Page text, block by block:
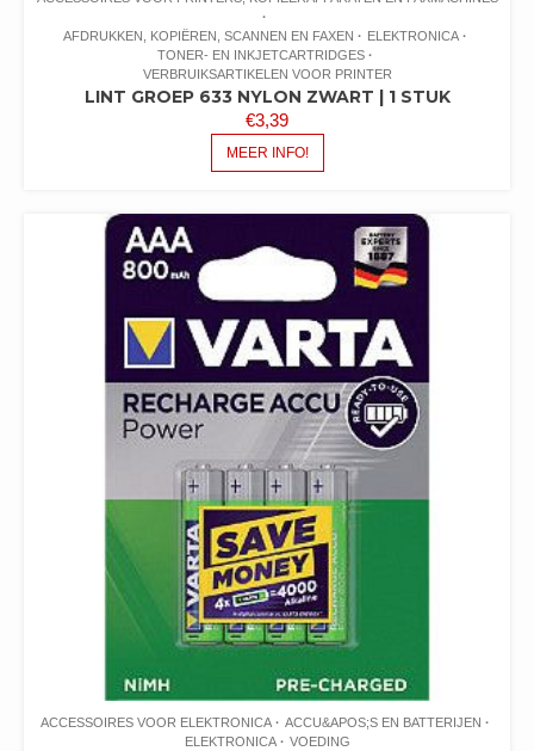
AFDRUKKEN, KOPIËREN, SCANNEN EN FAXEN
ELEKTRONICA
TONER- EN INKJETCARTRIDGES
VERBRUIKSARTIKELEN VOOR PRINTER
LINT GROEP 633 NYLON ZWART | 1 STUK
€3,39
MEER INFO!
ACCESSOIRES VOOR ELEKTRONICA
ACCU&APOS;S EN BATTERIJEN
ELEKTRONICA
VOEDING